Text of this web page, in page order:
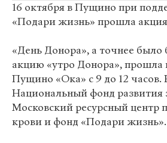
16 октября в Пущино при
«Подари жизнь» прошла
«День Донора», а точнее было
акцию «утро Донора», прошла
Пущино «Ока» с 9 до 12 часов.
Национальный фонд развития
Московский ресурсный центр
крови и фонд «Подари жизнь».